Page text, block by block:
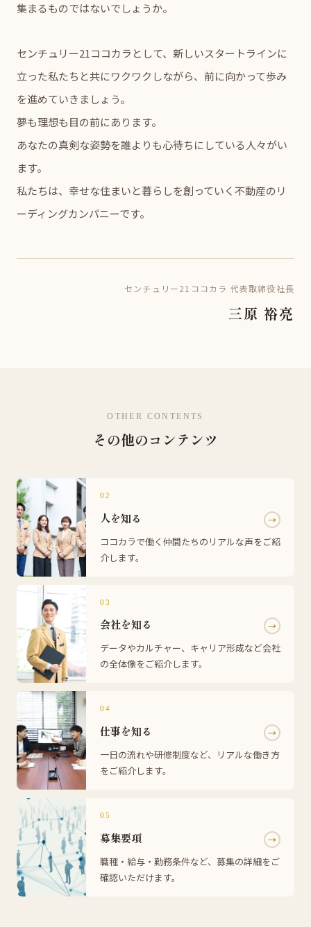
集まるものではないでしょうか。
センチュリー21ココカラとして、新しいスタートラインに
立った私たちと共にワクワクしながら、前に向かって歩み
を進めていきましょう。
夢も理想も目の前にあります。
あなたの真剣な姿勢を誰よりも心待ちにしている人々がい
ます。
私たちは、幸せな住まいと暮らしを創っていく不動産のリ
ーディングカンパニーです。
センチュリー21ココカラ 代表取締役社長
三原 裕亮
OTHER CONTENTS
その他のコンテンツ
02
人を知る →
ココカラで働く仲間たちのリアルな声をご紹
介します。
03
会社を知る →
データやカルチャー、キャリア形成など会社
の全体像をご紹介します。
04
仕事を知る →
一日の流れや研修制度など、リアルな働き方
をご紹介します。
05
募集要項 →
職種・給与・勤務条件など、募集の詳細をご
確認いただけます。